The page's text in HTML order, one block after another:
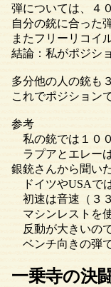
弾については、４
自分の銃に合った
またフリーリコイ
結論：私がポジシ
多分他の人の銃も
これでポジション
参考
私の銃では１０
ラプアとエレー
銀銃さんから聞い
ドイツやUSAで
初速は音速（３
マシンレストを
反動が大きいの
ベンチ向きの弾で
一乗寺の決